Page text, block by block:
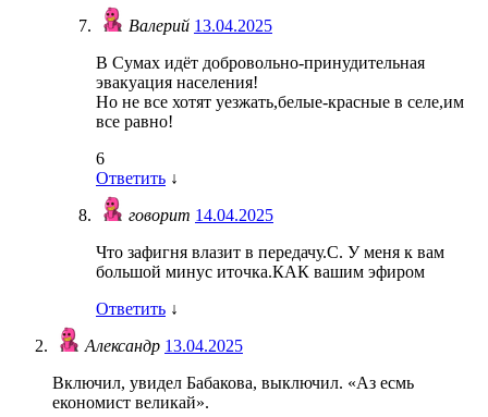
Валерий 13.04.2025
В Сумах идёт добровольно-принудительная
эвакуация населения!
Но не все хотят уезжать,белые-красные в селе,им
все равно!
6
Ответить ↓
говорит 14.04.2025
Что зафигня влазит в передачу.С. У меня к вам
большой минус иточка.КАК вашим эфиром
Ответить ↓
Александр 13.04.2025
Включил, увидел Бабакова, выключил. «Аз есмь
економист великай».